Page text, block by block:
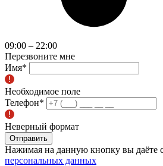
09:00 – 22:00
Перезвоните мне
Имя*
Необходимое поле
Телефон*
Неверный формат
Отправить
Нажимая на данную кнопку вы даёте
персональных данных